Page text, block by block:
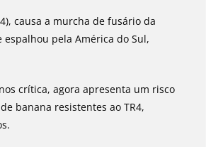
causa a murcha de fusário da
pela América do Sul,
crítica, agora apresenta um risco
banana resistentes ao TR4,